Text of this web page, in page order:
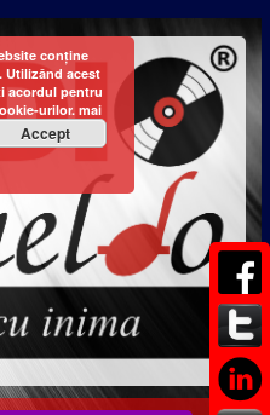
conține
Utilizând acest
acordul pentru
urilor.mai
Accept